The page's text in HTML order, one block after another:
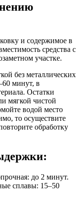
и содержимое в
средства с
участке.
без металлических
минут, в
Остатки
мягкой чистой
водой место
то осуществите
обработку
до 2 минут.
сплавы: 15–50